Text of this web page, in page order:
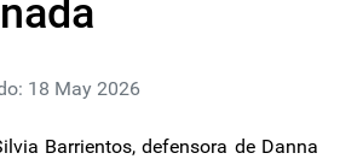
18 May 2026
Barrientos, defensora de Danna